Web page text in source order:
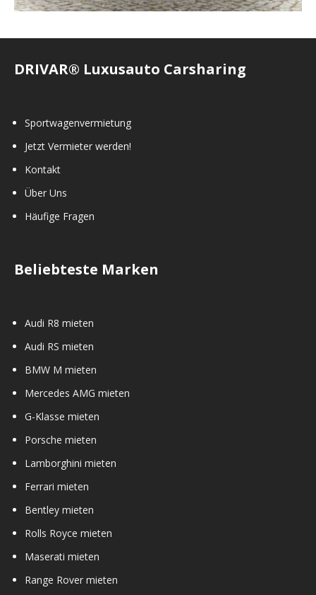
DRIVAR® Luxusauto Carsharing
Sportwagenvermietung
Jetzt Vermieter werden!
Kontakt
Über Uns
Häufige Fragen
Beliebteste Marken
Audi R8 mieten
Audi RS mieten
BMW M mieten
Mercedes AMG mieten
G-Klasse mieten
Porsche mieten
Lamborghini mieten
Ferrari mieten
Bentley mieten
Rolls Royce mieten
Maserati mieten
Range Rover mieten